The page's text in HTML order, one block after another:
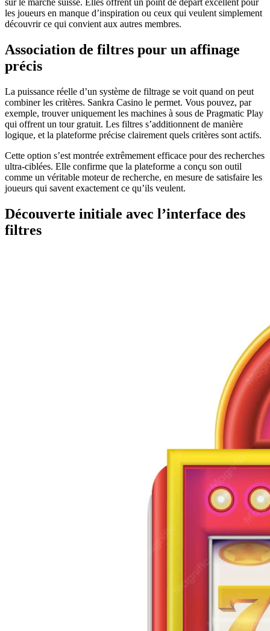
sur le marché suisse. Elles offrent un point de départ excellent pour
les joueurs en manque d’inspiration ou ceux qui veulent simplement
découvrir ce qui convient aux autres membres.
Association de filtres pour un affinage
précis
La puissance réelle d’un système de filtrage se voit quand on peut
combiner les critères. Sankra Casino le permet. Vous pouvez, par
exemple, trouver uniquement les machines à sous de Pragmatic Play
qui offrent un tour gratuit. Les filtres s’additionnent de manière
logique, et la plateforme précise clairement quels critères sont actifs.
Cette option s’est montrée extrêmement efficace pour des recherches
ultra-ciblées. Elle confirme que la plateforme a conçu son outil
comme un véritable moteur de recherche, en mesure de satisfaire les
joueurs qui savent exactement ce qu’ils veulent.
Découverte initiale avec l’interface des
filtres